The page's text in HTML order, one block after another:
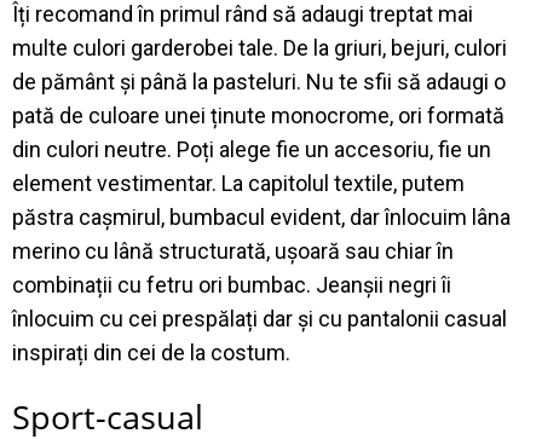
Îți recomand în primul rând să adaugi treptat mai
multe culori garderobei tale. De la griuri, bejuri, culori
de pământ și până la pasteluri. Nu te sfii să adaugi o
pată de culoare unei ținute monocrome, ori formată
din culori neutre. Poți alege fie un accesoriu, fie un
element vestimentar. La capitolul textile, putem
păstra cașmirul, bumbacul evident, dar înlocuim lâna
merino cu lână structurată, ușoară sau chiar în
combinații cu fetru ori bumbac. Jeanșii negri îi
înlocuim cu cei prespălați dar și cu pantalonii casual
inspirați din cei de la costum.
Sport-casual